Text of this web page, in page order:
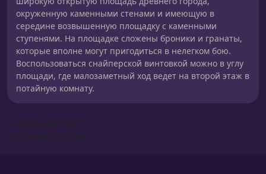
окруженную каменными стенами и имеющую в
середине возвышенную площадку с каменными
ступенями. На площадке сложены броники и гранаты,
которые вполне могут пригодиться в нелегком бою.
Воспользоваться снайперской винтовкой можно в углу
площади, где малозаметный ход ведет на второй этаж в
потайную комнату.